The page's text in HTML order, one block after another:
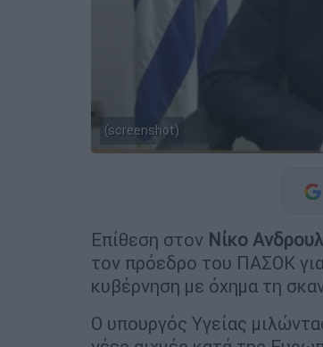
(screenshot)
Επίθεση στον Νίκο
τον πρόεδρο του ΠΑΣΟΚ για
κυβέρνηση με όχημα τη
Ο υπουργός Υγείας